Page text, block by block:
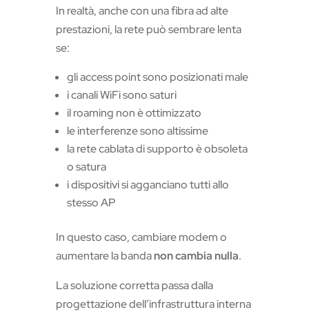
In realtà, anche con una fibra ad alte
prestazioni, la rete può sembrare lenta
se:
gli access point sono posizionati male
i canali WiFi sono saturi
il roaming non è ottimizzato
le interferenze sono altissime
la rete cablata di supporto è obsoleta
o satura
i dispositivi si agganciano tutti allo
stesso AP
In questo caso, cambiare modem o
aumentare la bandanon cambia nulla.
La soluzione corretta passa dalla
progettazione dell’infrastruttura interna